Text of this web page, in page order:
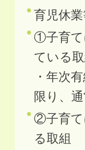
育児休
①子育て
ている
・年次
限り、
②子育て
る取組